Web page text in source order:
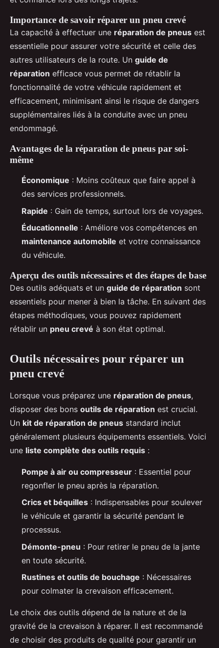
Importance de savoir réparer un pneu crevé
La capacité à effectuer une réparation de pneus est
essentielle pour assurer votre sécurité et celle des
autres utilisateurs de la route. Un guide de
réparation efficace vous permet de rétablir la
fonctionnalité de votre véhicule rapidement et
efficacement, minimisant ainsi le risque de dangers
supplémentaires liés à la conduite avec un pneu
endommagé.
Avantages de la réparation de pneus par soi-
même
Économique : Moins coûteux que faire appel à
des services professionnels.
Rapide : Gain de temps, surtout lors de voyages.
Éducationnelle : Améliore vos compétences en
maintenance automobile et votre connaissance
du véhicule.
Aperçu des outils nécessaires et des étapes de base
Des outils adéquats et un guide de réparation sont
essentiels pour mener à bien la tâche. En suivant des
étapes méthodiques, vous pouvez rapidement
rétablir un pneu crevé à son état optimal.
Outils nécessaires pour réparer un
pneu crevé
Lorsque vous préparez une réparation de pneus,
disposer des bons outils de réparation est crucial.
Un kit de réparation de pneus standard inclut
généralement plusieurs équipements essentiels. Voici
une liste complète des outils requis :
Pompe à air ou compresseur : Essentiel pour
regonfler le pneu après la réparation.
Crics et béquilles : Indispensables pour soulever
le véhicule et garantir la sécurité pendant le
processus.
Démonte-pneu : Pour retirer le pneu de la jante
en toute sécurité.
Rustines et outils de bouchage : Nécessaires
pour colmater la crevaison efficacement.
Le choix des outils dépend de la nature et de la
gravité de la crevaison à réparer. Il est recommandé
de choisir des produits de qualité pour garantir un